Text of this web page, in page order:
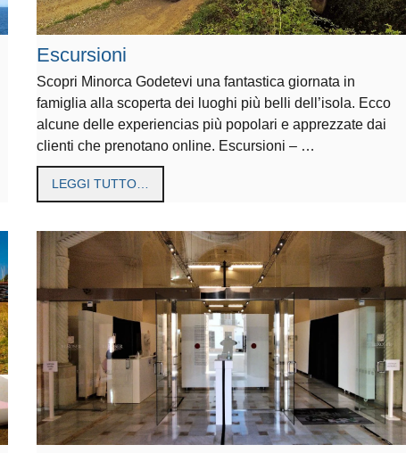
Escursioni
Scopri Minorca Godetevi una fantastica giornata in
famiglia alla scoperta dei luoghi più belli dell’isola. Ecco
alcune delle experiencias più popolari e apprezzate dai
clienti che prenotano online. Escursioni – …
LEGGI TUTTO…